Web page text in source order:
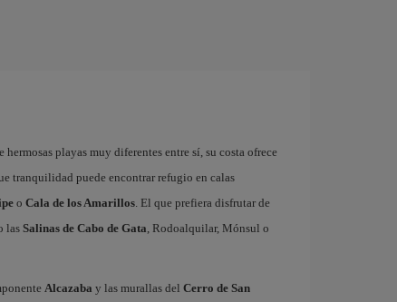
hermosas playas muy diferentes entre sí, su costa ofrece
tranquilidad puede encontrar refugio en calas
o Cala de los Amarillos. El que prefiera disfrutar de
las Salinas de Cabo de Gata, Rodoalquilar, Mónsul o
Alcazaba y las murallas del Cerro de San